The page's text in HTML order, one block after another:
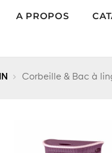
A PROPOS
Corbeille & Bac à